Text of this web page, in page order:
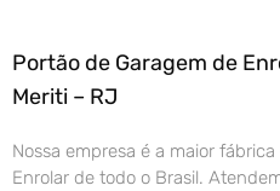
Portão de Garagem de
Meriti – RJ
Nossa empresa é a maior
Enrolar de todo o Brasil.